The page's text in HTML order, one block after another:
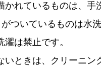
かれているものは、手
ついているものは水
は禁止です。
いときは、クリーニン